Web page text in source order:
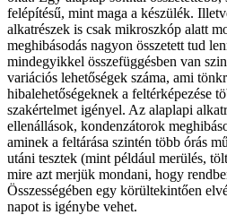
felépítésű, mint maga a készülék.
alkatrészek is csak mikroszkóp alatt
meghibásodás nagyon összetett tud
mindegyikkel összefüggésben van
variációs lehetőségek száma, ami
hibalehetőségeknek a feltérképezése
szakértelmet igényel. Az alaplapi
ellenállások, kondenzátorok
aminek a feltárása szintén több órás
utáni tesztek (mint például merülés,
mire azt merjük mondani, hogy
Összességében egy körültekintően
napot is igénybe vehet.